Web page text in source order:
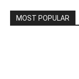
MOST POPULAR